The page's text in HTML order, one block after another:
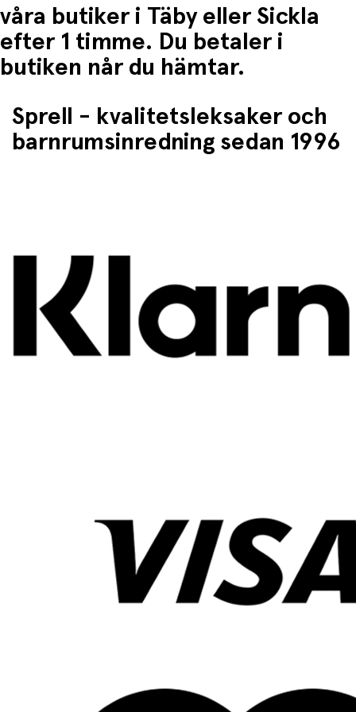
våra butiker i Täby eller Sickla
efter 1 timme. Du betaler i
butiken når du hämtar.
Sprell - kvalitetsleksaker och
barnrumsinredning sedan 1996